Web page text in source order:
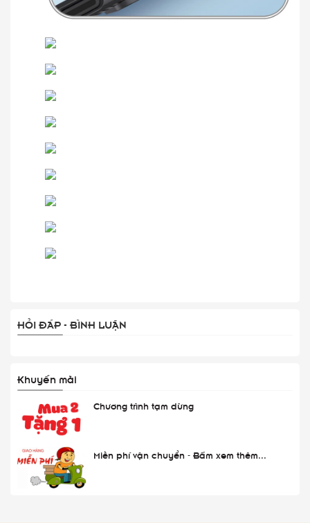
HỎI ĐÁP - BÌNH LUẬN
Khuyến mãi
Chương trình tạm dừng
Miễn phí vận chuyển - Bấm xem thêm...